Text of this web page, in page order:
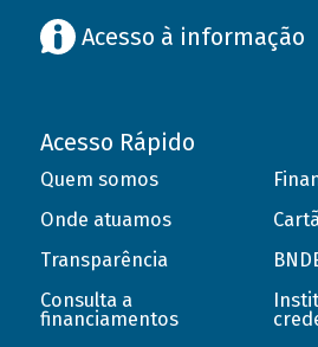
Acesso à informação
Acesso Rápido
Quem somos
Onde atuamos
Transparência
Consulta a
financiamentos